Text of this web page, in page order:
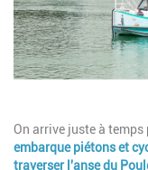
Description
On arrive juste à temps
embarque piétons et
traverser l'anse du